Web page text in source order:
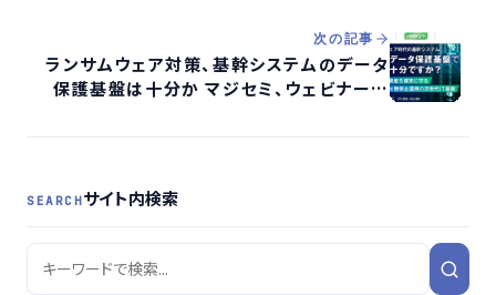
次の記事
ランサムウェア対策、基幹システムのデータ
保護基盤は十分か マジセミ、ウェビナー開
SEARCHサイト内検索